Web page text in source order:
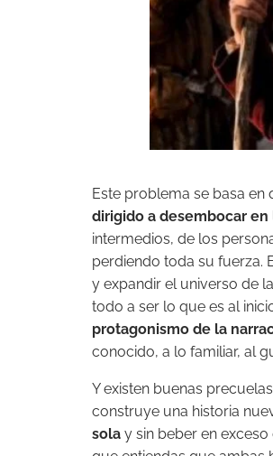
Este problema se basa en
dirigido a desembocar
intermedios, de los
perdiendo toda su fuerza.
y expandir el universo de
todo a ser lo que es al
protagonismo de la
conocido, a lo familiar, al
Y existen buenas
construye una historia
sola y sin beber en exceso